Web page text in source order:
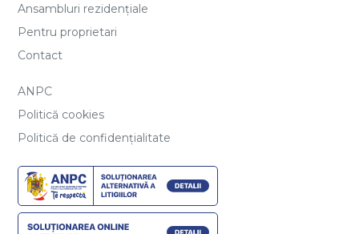
Ansambluri rezidențiale
Pentru proprietari
Contact
ANPC
Politică cookies
Politică de confidențialitate